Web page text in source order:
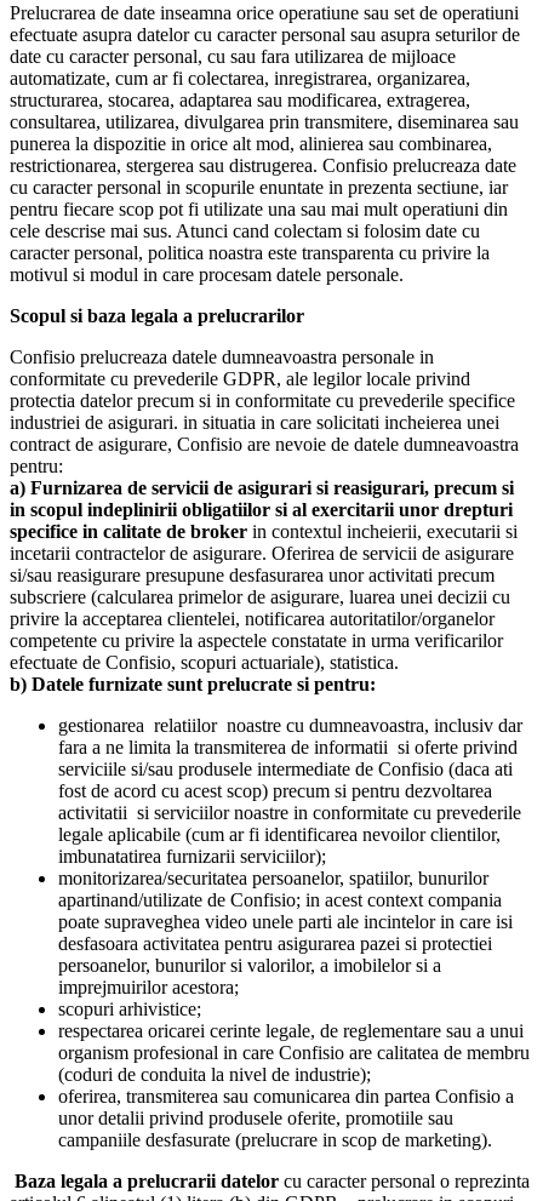
Prelucrarea de date inseamna orice operatiune sau set de operatiuni
efectuate asupra datelor cu caracter personal sau asupra seturilor de
date cu caracter personal, cu sau fara utilizarea de mijloace
automatizate, cum ar fi colectarea, inregistrarea, organizarea,
structurarea, stocarea, adaptarea sau modificarea, extragerea,
consultarea, utilizarea, divulgarea prin transmitere, diseminarea sau
punerea la dispozitie in orice alt mod, alinierea sau combinarea,
restrictionarea, stergerea sau distrugerea. Confisio prelucreaza date
cu caracter personal in scopurile enuntate in prezenta sectiune, iar
pentru fiecare scop pot fi utilizate una sau mai mult operatiuni din
cele descrise mai sus. Atunci cand colectam si folosim date cu
caracter personal, politica noastra este transparenta cu privire la
motivul si modul in care procesam datele personale.
Scopul si baza legala a prelucrarilor
Confisio prelucreaza datele dumneavoastra personale in
conformitate cu prevederile GDPR, ale legilor locale privind
protectia datelor precum si in conformitate cu prevederile specifice
industriei de asigurari. in situatia in care solicitati incheierea unei
contract de asigurare, Confisio are nevoie de datele dumneavoastra
pentru:
a) Furnizarea de servicii de asigurari si reasigurari, precum si
in scopul indeplinirii obligatiilor si al exercitarii unor drepturi
specifice in calitate de broker in contextul incheierii, executarii si
incetarii contractelor de asigurare. Oferirea de servicii de asigurare
si/sau reasigurare presupune desfasurarea unor activitati precum
subscriere (calcularea primelor de asigurare, luarea unei decizii cu
privire la acceptarea clientelei, notificarea autoritatilor/organelor
competente cu privire la aspectele constatate in urma verificarilor
efectuate de Confisio, scopuri actuariale), statistica.
b) Datele furnizate sunt prelucrate si pentru:
gestionarea relatiilor noastre cu dumneavoastra, inclusiv dar
fara a ne limita la transmiterea de informatii si oferte privind
serviciile si/sau produsele intermediate de Confisio (daca ati
fost de acord cu acest scop) precum si pentru dezvoltarea
activitatii si serviciilor noastre in conformitate cu prevederile
legale aplicabile (cum ar fi identificarea nevoilor clientilor,
imbunatatirea furnizarii serviciilor);
monitorizarea/securitatea persoanelor, spatiilor, bunurilor
apartinand/utilizate de Confisio; in acest context compania
poate supraveghea video unele parti ale incintelor in care isi
desfasoara activitatea pentru asigurarea pazei si protectiei
persoanelor, bunurilor si valorilor, a imobilelor si a
imprejmuirilor acestora;
scopuri arhivistice;
respectarea oricarei cerinte legale, de reglementare sau a unui
organism profesional in care Confisio are calitatea de membru
(coduri de conduita la nivel de industrie);
oferirea, transmiterea sau comunicarea din partea Confisio a
unor detalii privind produsele oferite, promotiile sau
campaniile desfasurate (prelucrare in scop de marketing).
Baza legala a prelucrarii datelor cu caracter personal o reprezinta